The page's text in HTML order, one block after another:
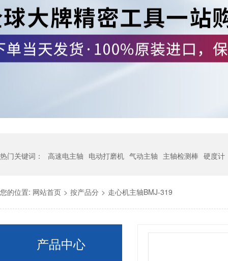
热门关键词： 高速电主轴 电动打磨机 气动主轴 主轴检测棒 硬度计
您的位置: 网站首页 > 按产品分 > 走心机主轴BMJ-319
产品中心